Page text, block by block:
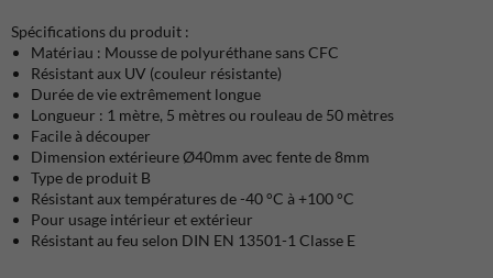
Spécifications du produit :
Matériau : Mousse de polyuréthane sans CFC
Résistant aux UV (couleur résistante)
Durée de vie extrêmement longue
Longueur : 1 mètre, 5 mètres ou rouleau de 50 mètres
Facile à découper
Dimension extérieure Ø40mm avec fente de 8mm
Type de produit B
Résistant aux températures de -40 °C à +100 °C
Pour usage intérieur et extérieur
Résistant au feu selon DIN EN 13501-1 Classe E